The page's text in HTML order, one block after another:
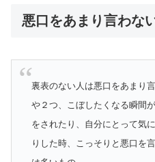
悪口をあまり言わな
裏表のない人は悪口をあまり
や２つ、こぼしたくなる瞬間
をされたり、自分にとって気
りした時、こっそりと悪口を